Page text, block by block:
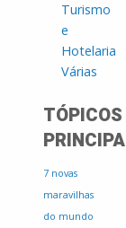
Turismo
e
Hotelaria
Várias
TÓPICOS
7 novas
maravilhas
do mundo